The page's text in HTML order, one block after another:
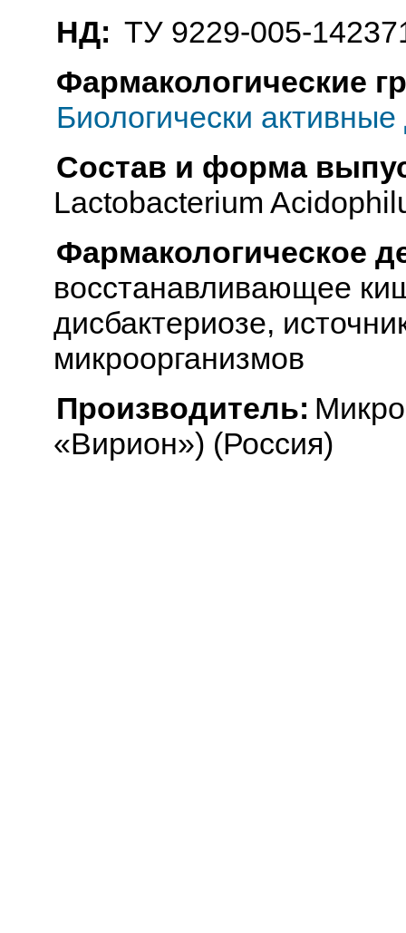
НД: ТУ 9229-005-
Фармакологические
Биологически
Состав и форма
Lactobacterium
Фармакологическое
восстанавливающее
дисбактериозе,
микроорганизмов
Производитель:
«Вирион») (Россия)